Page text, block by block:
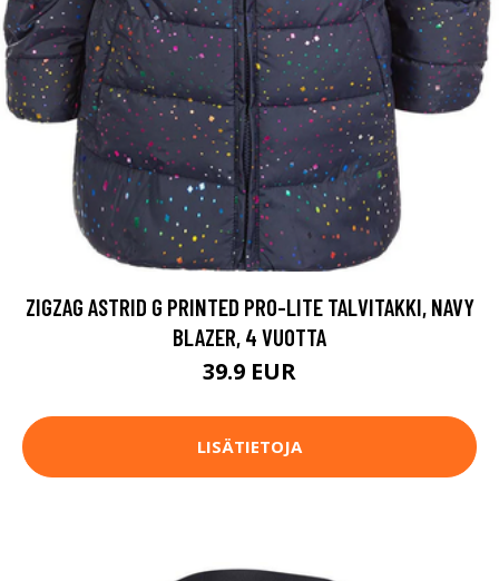
ZIGZAG ASTRID G PRINTED PRO-LITE TALVITAKKI, NAVY
BLAZER, 4 VUOTTA
39.9 EUR
LISÄTIETOJA